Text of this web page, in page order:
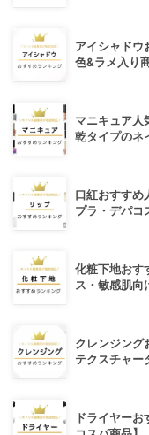
アイシャドウ
色&ラメ入り
マニキュア人
乾タイプのネ
口紅おすすめ
プラ・デパコ
化粧下地おす
ス・敏感肌向
クレンジング
テクスチャー
ドライヤー